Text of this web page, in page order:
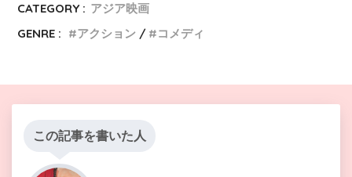
CATEGORY : アジア映画
GENRE :
アクション コメディ
この記事を書いた人